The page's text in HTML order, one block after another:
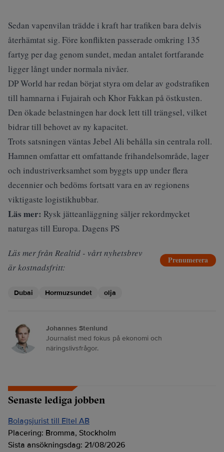
Sedan vapenvilan trädde i kraft har trafiken bara delvis
återhämtat sig. Före konflikten passerade omkring 135
fartyg per dag genom sundet, medan antalet fortfarande
ligger långt under normala nivåer.
DP World har redan börjat styra om delar av godstrafiken
till hamnarna i Fujairah och Khor Fakkan på östkusten.
Den ökade belastningen har dock lett till trängsel, vilket
bidrar till behovet av ny kapacitet.
Trots satsningen väntas Jebel Ali behålla sin centrala roll.
Hamnen omfattar ett omfattande frihandelsområde, lager
och industriverksamhet som byggts upp under flera
decennier och bedöms fortsatt vara en av regionens
viktigaste logistikhubbar.
Läs mer: Rysk jätteanläggning säljer rekordmycket
naturgas till Europa. Dagens PS
Läs mer från Realtid - vårt nyhetsbrev
är kostnadsfritt:
Prenumerera
Dubai Hormuzsundet olja
Johannes Stenlund
Journalist med fokus på ekonomi och
näringslivsfrågor.
Senaste lediga jobben
Bolagsjurist till Eltel AB
Placering: Bromma, Stockholm
Sista ansökningsdag: 21/08/2026